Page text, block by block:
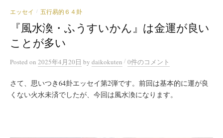
エッセイ / 五行易的６４卦
『風水渙・ふうすいかん』は金運が良い
ことが多い
Posted on 2025年4月20日 by daikokuten /0件のコメント
さて、思いつき64卦エッセイ第2弾です。前回は基本的に運が良
くない火水未済でしたが、今回は風水渙になります。